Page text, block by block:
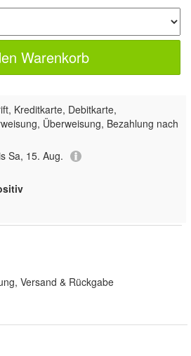
Warenkorb
Kreditkarte, Debitkarte,
Überweisung, Bezahlung nach
Sa, 15. Aug.
Versand & Rückgabe